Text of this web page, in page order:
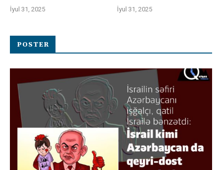
İyul 31, 2025 İyul 31, 2025
POSTER